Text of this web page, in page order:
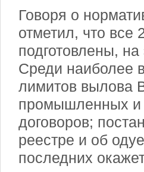
Говоря о
отметил, что все
подготовлены,
Среди наиболее
лимитов вылова
промышленных и
договоров;
реестре и об
последних